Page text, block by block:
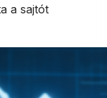
a sajtót